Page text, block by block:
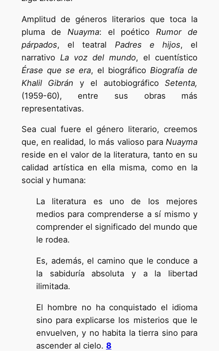
Amplitud de géneros literarios que toca la
pluma de Nuayma: el poético Rumor de
párpados, el teatral Padres e hijos, el
narrativo La voz del mundo, el cuentístico
Érase que se era, el biográfico Biografía de
Khalil Gibrán y el autobiográficoSetenta,
(1959-60), entre sus obras más
representativas.
Sea cual fuere el género literario, creemos
que, en realidad, lo más valioso paraNuayma
reside en el valor de la literatura, tanto en su
calidad artística en ella misma, como en la
social y humana:
La literatura es uno de los mejores
medios para comprenderse a sí mismo y
comprender el significado del mundo que
le rodea.
Es, además, el camino que le conduce a
la sabiduría absoluta y a la libertad
ilimitada.
El hombre no ha conquistado el idioma
sino para explicarse los misterios que le
envuelven, y no habita la tierra sino para
ascender al cielo. 8